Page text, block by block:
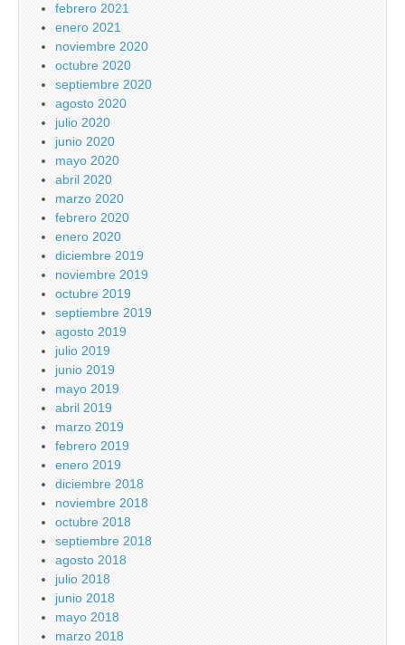
febrero 2021
enero 2021
noviembre 2020
octubre 2020
septiembre 2020
agosto 2020
julio 2020
junio 2020
mayo 2020
abril 2020
marzo 2020
febrero 2020
enero 2020
diciembre 2019
noviembre 2019
octubre 2019
septiembre 2019
agosto 2019
julio 2019
junio 2019
mayo 2019
abril 2019
marzo 2019
febrero 2019
enero 2019
diciembre 2018
noviembre 2018
octubre 2018
septiembre 2018
agosto 2018
julio 2018
junio 2018
mayo 2018
marzo 2018